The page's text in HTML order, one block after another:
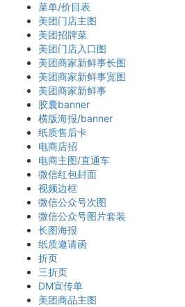
菜单/价目表
美团门店主图
美团招牌菜
美团门店入口图
美团商家新鲜事长图
美团商家新鲜事宽图
美团商家新鲜事
胶囊banner
横版海报/banner
纸质售后卡
电商店招
电商主图/直通车
微信红包封面
视频边框
微信公众号次图
微信公众号图片套装
长图海报
纸质邀请函
折页
三折页
DM宣传单
美团商品主图